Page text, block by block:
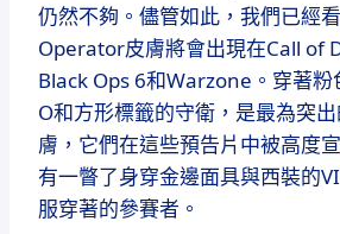
仍然不夠。儘管如此，我們已經
Operator皮膚將會出現在Call of
Black Ops 6和Warzone。穿著粉
O和方形標籤的守衛，是最為突
膚，它們在這些預告片中被高度
有一瞥了身穿金邊面具與西裝的
服穿著的參賽者。